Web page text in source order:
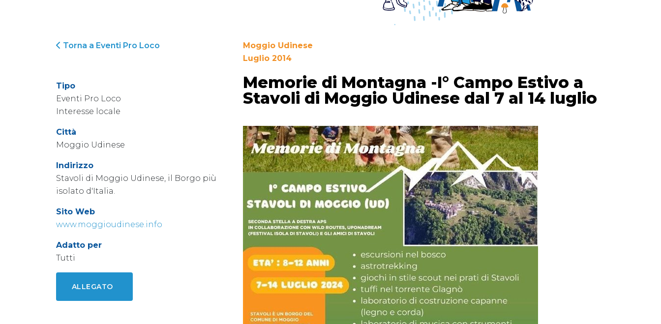
Torna a Eventi Pro Loco
Tipo
Eventi Pro Loco
Interesse locale
Città
Moggio Udinese
Indirizzo
Stavoli di Moggio Udinese, il Borgo più
isolato d'Italia.
Sito Web
www.moggioudinese.info
Adatto per
Tutti
ALLEGATO
Moggio Udinese
Luglio 2014
Memorie di Montagna -I° Campo Estivo a
Stavoli di Moggio Udinese dal 7 al 14 luglio